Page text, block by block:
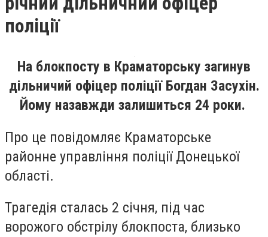
поліції
На блокпосту в Краматорську загинув
дільничий офіцер поліції Богдан Засухін.
Йому назавжди залишиться 24 роки.
Про це повідомляє Краматорське
районне управління поліції Донецької
області.
Трагедія сталась 2 січня, під час
ворожого обстрілу блокпоста, близько